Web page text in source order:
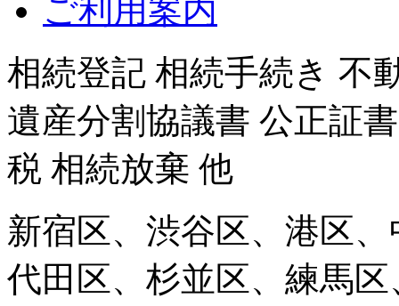
ご利用案内
相続登記 相続手続き 不
遺産分割協議書 公正証
税 相続放棄 他
新宿区、渋谷区、港区
代田区、杉並区、練馬